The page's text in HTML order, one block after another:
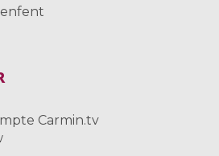
Carmin.tv